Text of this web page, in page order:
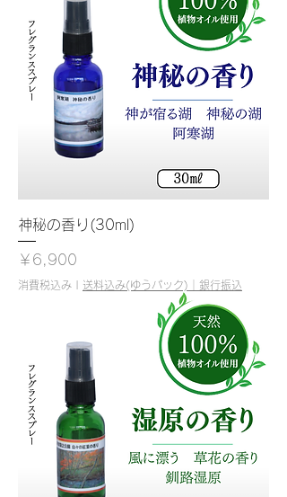
神秘の香り(30ml)
価格
￥6,900
消費税込み 送料込み(ゆうパック)｜銀行振込